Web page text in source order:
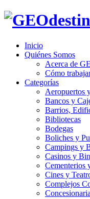
Inicio
Quiénes Somos
Acerca de
Cómo
Categorías
Aeropuertos
Bancos y
Barrios,
Bibliotecas
Bodegas
Boliches y
Campings y
Casinos y
Cementerios
Cines y
Complejos